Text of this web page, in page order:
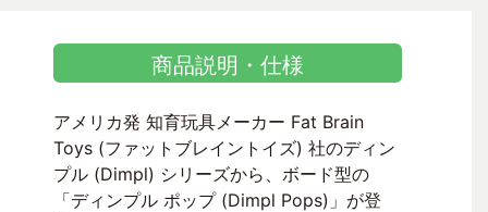
商品説明・仕様
アメリカ発 知育玩具メーカー Fat Brain
Toys (ファットブレイントイズ) 社のディン
プル (Dimpl) シリーズから、ボード型の
「ディンプル ポップ (Dimpl Pops)」が登